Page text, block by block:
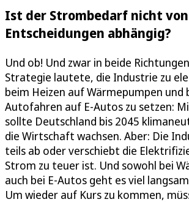
Ist der Strombedarf nicht
Entscheidungen abhängig?
Und ob! Und zwar in beide
Strategie lautete, die Industrie zu
beim Heizen auf Wärmepumpen und
Autofahren auf E-Autos zu setzen:
sollte Deutschland bis 2045
die Wirtschaft wachsen. Aber: Die
teils ab oder verschiebt die
Strom zu teuer ist. Und sowohl bei
auch bei E-Autos geht es viel
Um wieder auf Kurs zu kommen,